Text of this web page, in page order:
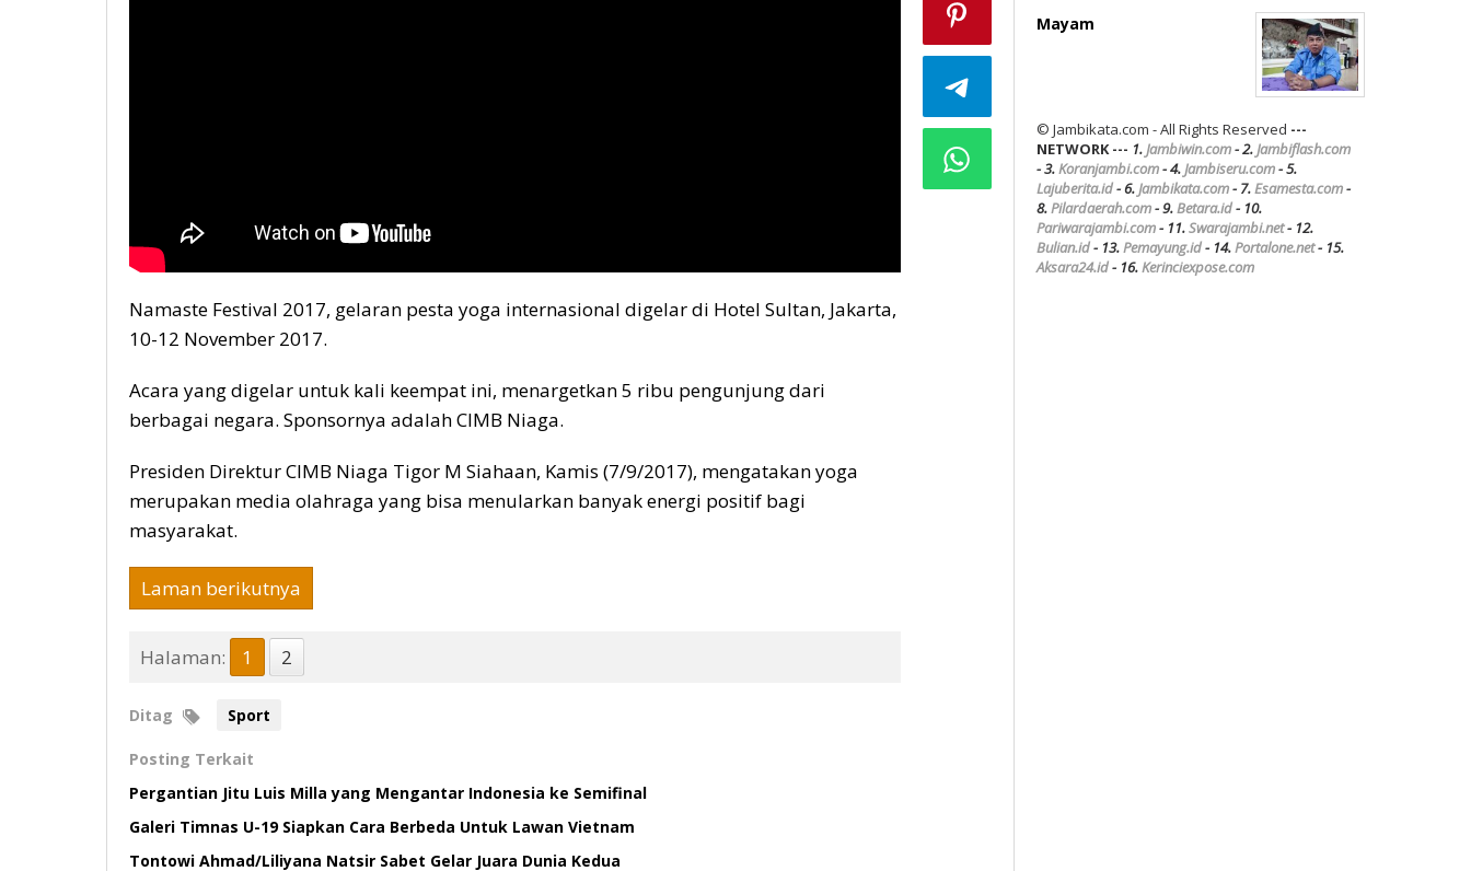
Namaste Festival 2017, gelaran pesta yoga internasional digelar di Hotel Sultan, Jakarta,
10-12 November 2017.
Acara yang digelar untuk kali keempat ini, menargetkan 5 ribu pengunjung dari
berbagai negara. Sponsornya adalah CIMB Niaga.
Presiden Direktur CIMB Niaga Tigor M Siahaan, Kamis (7/9/2017), mengatakan yoga
merupakan media olahraga yang bisa menularkan banyak energi positif bagi
masyarakat.
Laman berikutnya
Halaman: 1 2
Ditag Sport
Posting Terkait
Pergantian Jitu Luis Milla yang Mengantar Indonesia ke Semifinal
Galeri Timnas U-19 Siapkan Cara Berbeda Untuk Lawan Vietnam
Tontowi Ahmad/Liliyana Natsir Sabet Gelar Juara Dunia Kedua
Mayam
© Jambikata.com - All Rights Reserved ---
NETWORK --- 1.Jambiwin.com- 2.Jambiflash.com
- 3.Koranjambi.com- 4.Jambiseru.com- 5.
Lajuberita.id- 6.Jambikata.com- 7.Esamesta.com-
8.Pilardaerah.com- 9.Betara.id- 10.
Pariwarajambi.com- 11.Swarajambi.net- 12.
Bulian.id- 13.Pemayung.id- 14.Portalone.net- 15.
Aksara24.id- 16.Kerinciexpose.com